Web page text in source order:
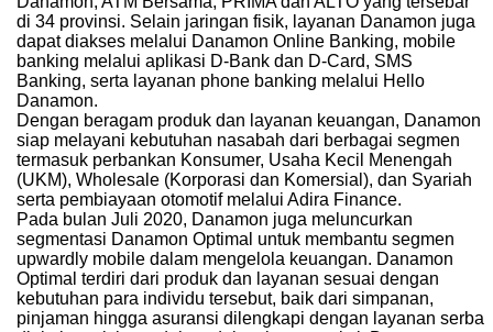
di 34 provinsi. Selain jaringan fisik, layanan Danamon juga
dapat diakses melalui Danamon Online Banking, mobile
banking melalui aplikasi D-Bank dan D-Card, SMS
Banking, serta layanan phone banking melalui Hello
Danamon.
Dengan beragam produk dan layanan keuangan, Danamon
siap melayani kebutuhan nasabah dari berbagai segmen
termasuk perbankan Konsumer, Usaha Kecil Menengah
(UKM), Wholesale (Korporasi dan Komersial), dan Syariah
serta pembiayaan otomotif melalui Adira Finance.
Pada bulan Juli 2020, Danamon juga meluncurkan
segmentasi Danamon Optimal untuk membantu segmen
upwardly mobile dalam mengelola keuangan. Danamon
Optimal terdiri dari produk dan layanan sesuai dengan
kebutuhan para individu tersebut, baik dari simpanan,
pinjaman hingga asuransi dilengkapi dengan layanan serba